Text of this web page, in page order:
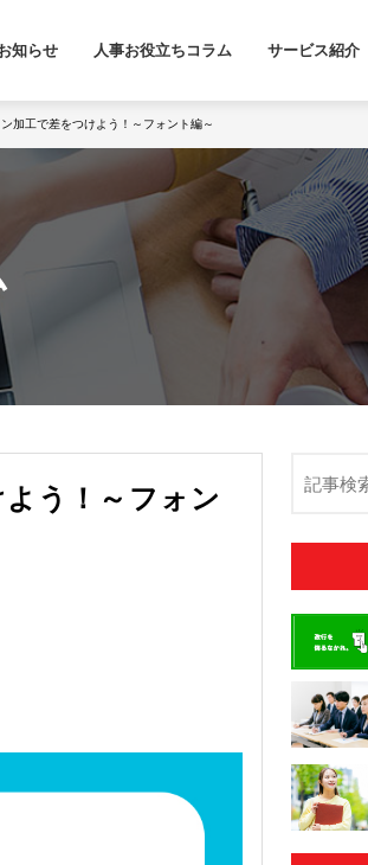
知らせ 人事お役立ちコラム サービス紹介
加工で差をつけよう！～フォント編～
う！～フォン